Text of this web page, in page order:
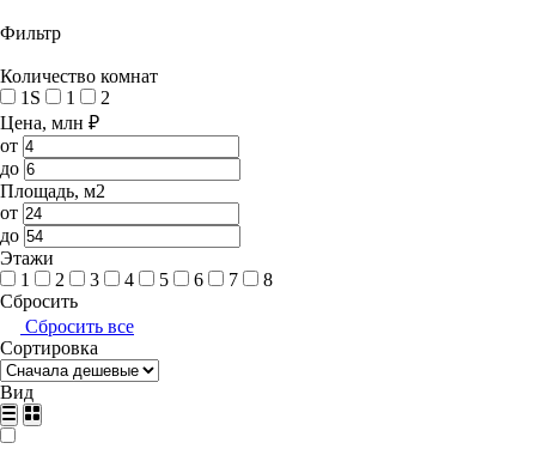
Фильтр
Количество комнат
1S
1
2
Цена, млн ₽
от
до
Площадь, м2
от
до
Этажи
1
2 3 4 5 6 7
8
Сбросить
Сбросить все
Сортировка
Вид